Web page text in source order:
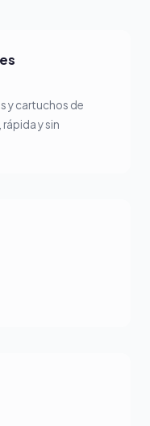
y cartuchos de
y sin